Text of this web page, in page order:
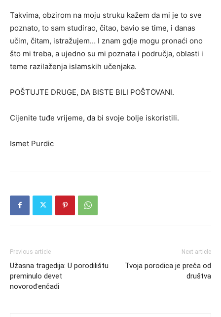
Takvima, obzirom na moju struku kažem da mi je to sve
poznato, to sam studirao, čitao, bavio se time, i danas
učim, čitam, istražujem… I znam gdje mogu pronaći ono
što mi treba, a ujedno su mi poznata i područja, oblasti i
teme razilaženja islamskih učenjaka.
POŠTUJTE DRUGE, DA BISTE BILI POŠTOVANI.
Cijenite tuđe vrijeme, da bi svoje bolje iskoristili.
Ismet Purdic
Previous article
Užasna tragedija: U porodilištu
preminulo devet
novorođenčadi
Next article
Tvoja porodica je preča od
društva